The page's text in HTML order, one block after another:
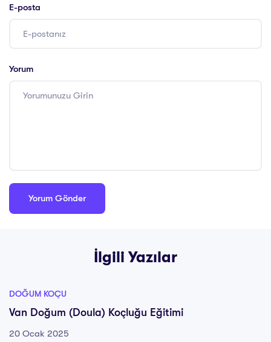
E-posta
Yorum
İlgili Yazılar
DOĞUM KOÇU
Van Doğum (Doula) Koçluğu Eğitimi
20 Ocak 2025